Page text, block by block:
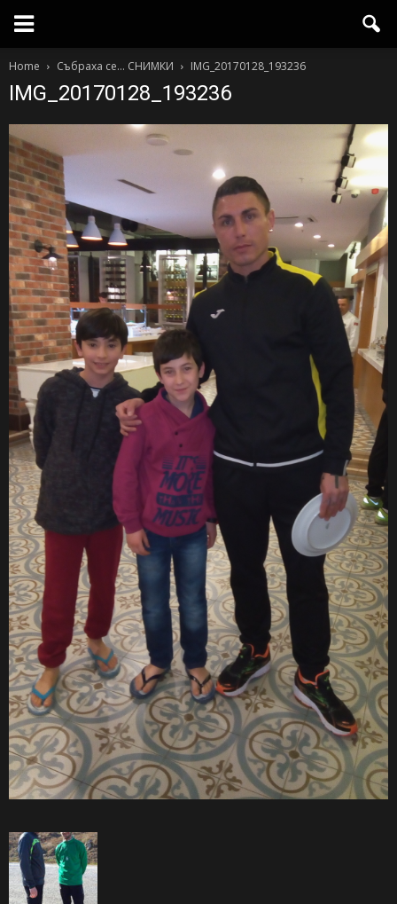
Home Събраха се… СНИМКИ IMG_20170128_193236
IMG_20170128_193236